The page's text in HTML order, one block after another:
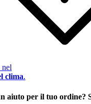
nel
clima.
aiuto per il tuo ordine?